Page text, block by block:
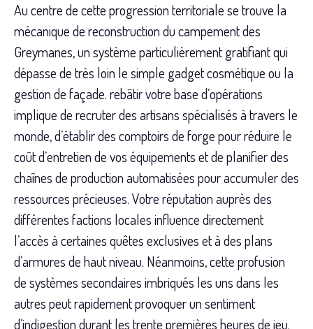
Au centre de cette progression territoriale se trouve la
mécanique de reconstruction du campement des
Greymanes, un système particulièrement gratifiant qui
dépasse de très loin le simple gadget cosmétique ou la
gestion de façade. rebâtir votre base d’opérations
implique de recruter des artisans spécialisés à travers le
monde, d’établir des comptoirs de forge pour réduire le
coût d’entretien de vos équipements et de planifier des
chaînes de production automatisées pour accumuler des
ressources précieuses. Votre réputation auprès des
différentes factions locales influence directement
l’accès à certaines quêtes exclusives et à des plans
d’armures de haut niveau. Néanmoins, cette profusion
de systèmes secondaires imbriqués les uns dans les
autres peut rapidement provoquer un sentiment
d’indigestion durant les trente premières heures de jeu.